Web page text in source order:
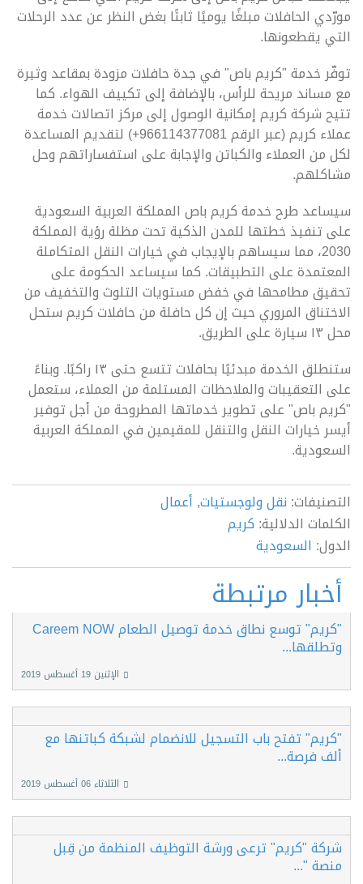
مورّدي الحافلات مبلغًا يوميًا ثابتًا بغض النظر عن عدد الرحلات
التي يقطعونها.
توفّر خدمة "كريم باص" في جدة حافلات مزودة بمقاعد وثيرة
مع مساند مريحة للرأس، بالإضافة إلى تكييف الهواء. كما
تتيح شركة كريم إمكانية الوصول إلى مركز اتصالات خدمة
عملاء كريم (عبر الرقم 966114377081+) لتقديم المساعدة
لكل من العملاء والكباتن والإجابة على استفساراتهم وحل
مشاكلهم.
سيساعد طرح خدمة كريم باص المملكة العربية السعودية
على تنفيذ خطتها للمدن الذكية تحت مظلة رؤية المملكة
2030، مما سيساهم بالإيجاب في خيارات النقل المتكاملة
المعتمدة على التطبيقات. كما سيساعد الحكومة على
تحقيق مطامحها في خفض مستويات التلوث والتخفيف من
الاختناق المروري حيث إن كل حافلة من حافلات كريم ستحل
محل ١٣ سيارة على الطريق.
ستنطلق الخدمة مبدئيًا بحافلات تتسع حتى ١٣ راكبًا. وبناءً
على التعقيبات والملاحظات المستلمة من العملاء، ستعمل
"كريم باص" على تطوير خدماتها المطروحة من أجل توفير
أيسر خيارات النقل والتنقل للمقيمين في المملكة العربية
السعودية.
التصنيفات:نقل ولوجستيات,أعمال
الكلمات الدلالية:كريم
الدول:السعودية
أخبار مرتبطة
"كريم" توسع نطاق خدمة توصيل الطعام Careem NOW
وتطلقها...
الإثنين 19 أغسطس 2019
"كريم" تفتح باب التسجيل للانضمام لشبكة كباتنها مع
ألف فرصة...
الثلاثاء 06 أغسطس 2019
شركة "كريم" ترعى ورشة التوظيف المنظمة من قِبل
منصة "...